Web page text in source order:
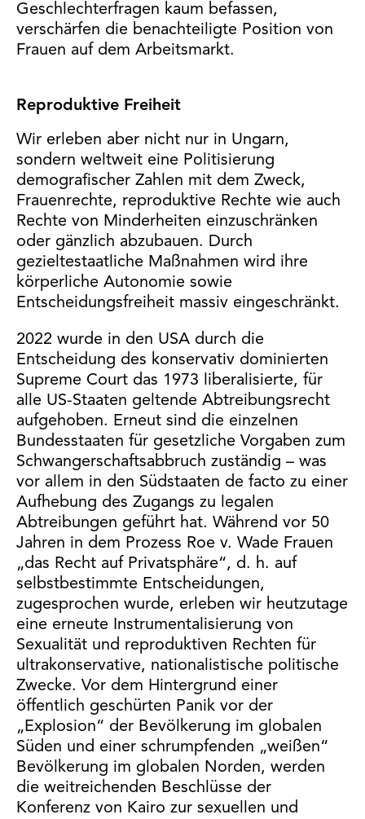
Geschlechterfragen kaum befassen,
verschärfen die benachteiligte Position von
Frauen auf dem Arbeitsmarkt.
Reproduktive Freiheit
Wir erleben aber nicht nur in Ungarn,
sondern weltweit eine Politisierung
demografischer Zahlen mit dem Zweck,
Frauenrechte, reproduktive Rechte wie auch
Rechte von Minderheiten einzuschränken
oder gänzlich abzubauen. Durch
gezieltestaatliche Maßnahmen wird ihre
körperliche Autonomie sowie
Entscheidungsfreiheit massiv eingeschränkt.
2022 wurde in den USA durch die
Entscheidung des konservativ dominierten
Supreme Court das 1973 liberalisierte, für
alle US-Staaten geltende Abtreibungsrecht
aufgehoben. Erneut sind die einzelnen
Bundesstaaten für gesetzliche Vorgaben zum
Schwangerschaftsabbruch zuständig – was
vor allem in den Südstaaten de facto zu einer
Aufhebung des Zugangs zu legalen
Abtreibungen geführt hat. Während vor 50
Jahren in dem Prozess Roe v. Wade Frauen
„das Recht auf Privatsphäre“, d. h. auf
selbstbestimmte Entscheidungen,
zugesprochen wurde, erleben wir heutzutage
eine erneute Instrumentalisierung von
Sexualität und reproduktiven Rechten für
ultrakonservative, nationalistische politische
Zwecke. Vor dem Hintergrund einer
öffentlich geschürten Panik vor der
„Explosion“ der Bevölkerung im globalen
Süden und einer schrumpfenden „weißen“
Bevölkerung im globalen Norden, werden
die weitreichenden Beschlüsse der
Konferenz von Kairo zur sexuellen und